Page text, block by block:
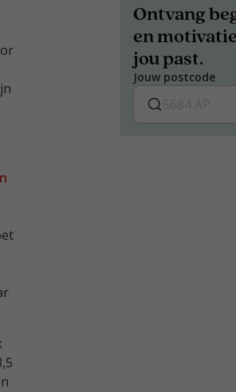
Ontvang
en
jou past.
Jouw postcode